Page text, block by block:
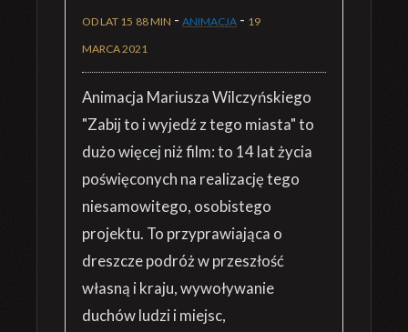
OD LAT 15 88 MIN - ANIMACJA - 19
MARCA 2021
Animacja Mariusza Wilczyńskiego
"Zabij to i wyjedź z tego miasta" to
dużo więcej niż film: to 14 lat życia
poświęconych na realizację tego
niesamowitego, osobistego
projektu. To przyprawiająca o
dreszcze podróż w przeszłość
własną i kraju, wywoływanie
duchów ludzi i miejsc,